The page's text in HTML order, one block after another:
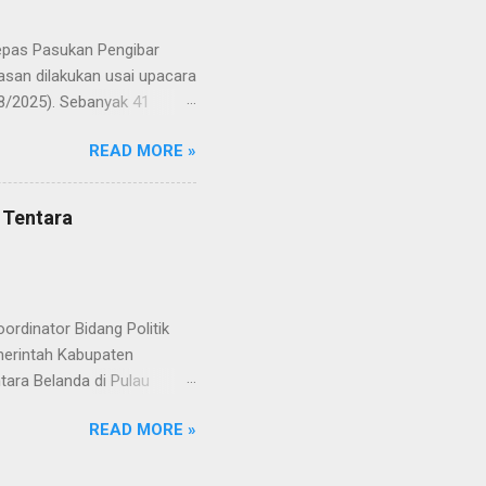
Pasukan Pengibar
dilakukan usai upacara
2025). Sebanyak 41
menuntaskan
kebangsaan yang
rasa bangga dan
pelatih, serta para
generasi penerus
READ MORE »
Bidang Politik
Kabupaten
Belanda di Pulau
Eropa Kemenko Polkam
READ MORE »